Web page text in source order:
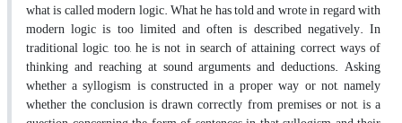
what is called modern logic. What he has told and wrote in regard with
modern logic is too limited and often is described negatively. In
traditional logic, too, he is not in search of attaining correct ways of
thinking and reaching at sound arguments and deductions. Asking
whether a syllogism is constructed in a proper way or not, namely
whether the conclusion is drawn correctly from premises or not, is a